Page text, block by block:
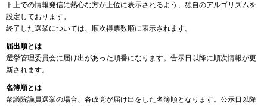
ト上での情報発信に熱心な方が上位に表示されるよう、独自のアルゴリズムを
設定しております。
終了した選挙については、順次得票数順に表示されます。
届出順とは
選挙管理委員会に届け出があった順番になります。告示日以降に順次情報が更
新されます。
名簿順とは
衆議院議員選挙の場合、各政党が届け出をした名簿順となります。公示日以降